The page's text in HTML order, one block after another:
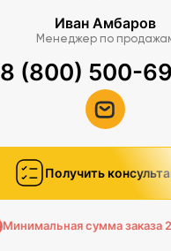
Иван Амбаров
Менеджер по
8 (800) 500-
Получить
Минимальная сумма заказа